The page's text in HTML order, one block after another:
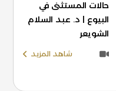
حالات المستثنى في
البيوع | د. عبد السلام
الشويعر
شاهد المزيد